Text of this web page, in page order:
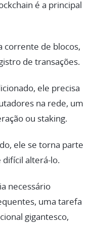
é a principal
corrente de blocos,
de transações.
ele precisa
na rede, um
ou staking.
ele se torna parte
alterá-lo.
necessário
uma tarefa
gigantesco,